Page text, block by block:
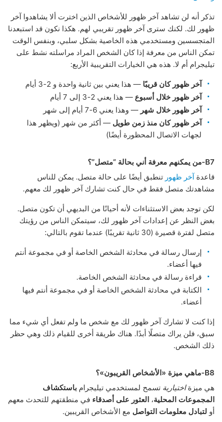
تذكر أنه لن تشاهد آخر ظهور للأشخاص الذين اخترت ألا يشاهدوا آخر
ظهور لك. لكنك سترى آخر ظهور تقريبي لهم. هكذا نكون قد استبعدنا
المتجسسين ومستخدمي هذه الخاصية بشكل سلبي، وبنفس الوقت
تمكن الناس من معرفة إذا كان الشخص المراد مراسلته نشط على
تيليجرام أم لا. هذه هي الخيارات التقريبية الأربع:
آخر ظهور كان قريبًا — هذا يعني بين ثانية واحدة و 2-3 أيام
آخر ظهور خلال أسبوع — هذا يعني 2-3 إلى 7 أيام
آخر ظهور خلال شهر — وهذا يعني 6-7 أيام إلى شهر
آخر ظهور كان منذ زمن طويل — أكثر من شهر (ويظهر هذا
لجهات الاتصال المحظورة أيضًا)
B7-من يمكنهم معرفة أني بحالة “متصل”؟
قاعدةآخر ظهور تنطبق أيضًا على حالة متصل. يمكن للناس
مشاهدتك متصل فقط في حال كنت تشارك آخر ظهور لك معهم.
لكن توجد بعض الاستثناءات لأنه أحيانًا من البديهي أن تكون متصل.
بغض النظر عن إعدادات آخر ظهور لك، سيتمكن الناس من رؤيتك
متصل لفترة قصيرة (30 ثانية تقريبًا) عندما تقوم بالتالي:
إرسال رسالة في محادثة الشخص الخاصة أو في مجموعة أنتم
فيها أعضاء.
قراءة رسالة في محادثة الشخص الخاصة.
الكتابة في محادثة الشخص الخاصة أو في مجموعة أنتم فيها
أعضاء.
إذا كنت لا تشارك آخر ظهور لك مع شخص ما ولم تفعل أي شيء مما
سبق، فلن يراك متصلًا أبدًا. هناك طريقة أخرى للقيام ذلك وهي حظر
ذلك الشخص.
B8-ماهي ميزة «الأشخاص القريبون»؟
هي ميزةاختيارية تسمح لمستخدمي تيليجرام باستكشاف
المجموعات المحلية، العثور على أصدقاء في منطقتهم للتحدث معهم
أو لتبادل معلومات التواصل مع الأشخاص القريبين.